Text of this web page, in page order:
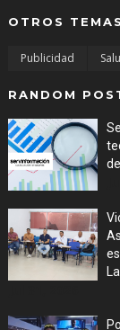
OTROS TEMAS
Publicidad
RANDOM